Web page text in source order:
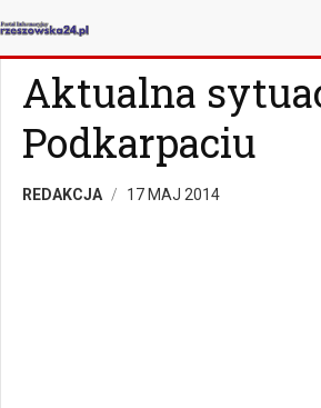
JESTEŚ TUTAJ:
Aktualna
Podkarpaciu
REDAKCJA 17 MAJ 2014